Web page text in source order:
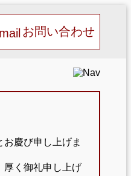
お問い合わせ
慶び申し上げま
厚く御礼申し上げ